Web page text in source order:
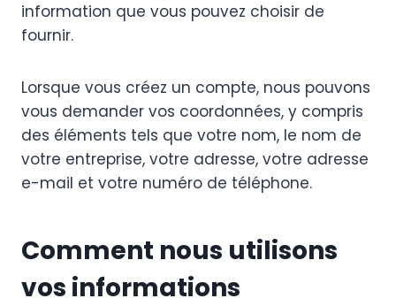
information que vous pouvez choisir de
fournir.
Lorsque vous créez un compte, nous pouvons
vous demander vos coordonnées, y compris
des éléments tels que votre nom, le nom de
votre entreprise, votre adresse, votre adresse
e-mail et votre numéro de téléphone.
Comment nous utilisons
vos informations